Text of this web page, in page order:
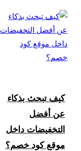
كيف تبحث بذكاء
عن أفضل
التخفيضات داخل
موقع كود خصم؟